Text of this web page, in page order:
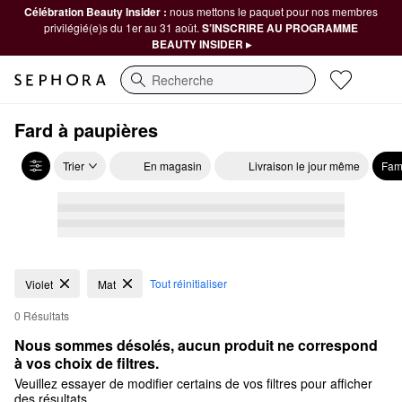
Célébration Beauty Insider : nous mettons le paquet pour nos membres
privilégié(e)s du 1er au 31 août. S’INSCRIRE AU PROGRAMME
BEAUTY INSIDER ▸
Recherche
Fard à paupières
Trier En magasin Livraison le jour même
Violet Mat Tout réinitialiser
0 Résultats
Nous sommes désolés, aucun produit ne correspond
à vos choix de filtres.
Veuillez essayer de modifier certains de vos filtres pour afficher